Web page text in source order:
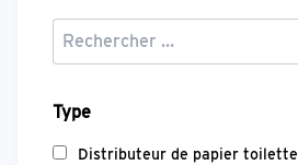
Type
Distributeur de papier toilette